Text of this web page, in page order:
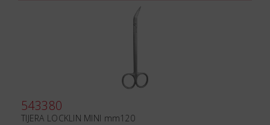
543380
TIJERA LOCKLIN MINI mm120